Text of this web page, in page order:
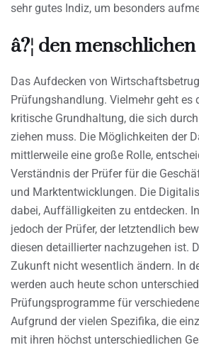
sehr gutes Indiz, um besonders
â?¦ den
Das Aufdecken von
Prüfungshandlung. Vielmehr geht es
kritische Grundhaltung, die sich
ziehen muss. Die Möglichkeiten der
mittlerweile eine große Rolle,
Verständnis der Prüfer für die
und Marktentwicklungen. Die
dabei, Auffälligkeiten zu entdecken.
jedoch der Prüfer, der letztendlich
diesen detaillierter nachzugehen ist.
Zukunft nicht wesentlich ändern. In
werden auch heute schon
Prüfungsprogramme für
Aufgrund der vielen Spezifika, die
mit ihren höchst unterschiedlichen